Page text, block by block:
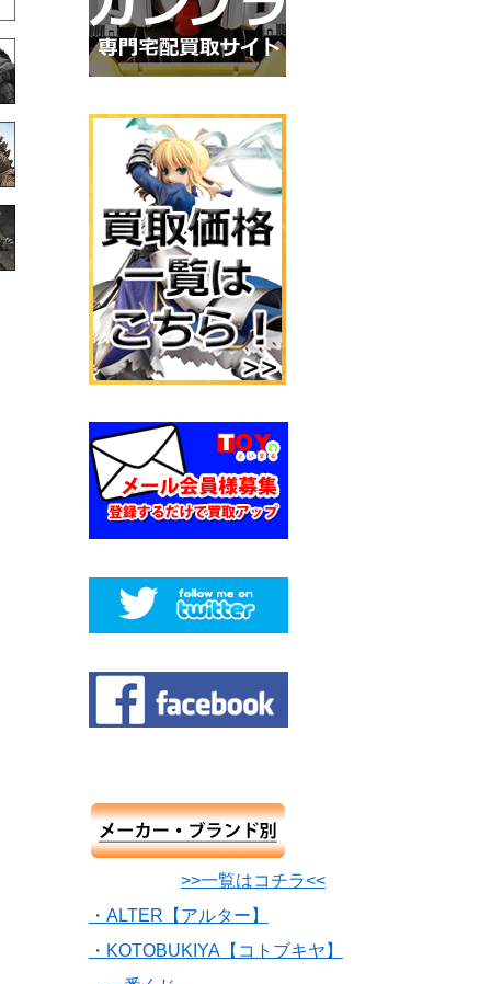
>>一覧はコチラ<<
・ALTER【アルター】
・KOTOBUKIYA【コトブキヤ】